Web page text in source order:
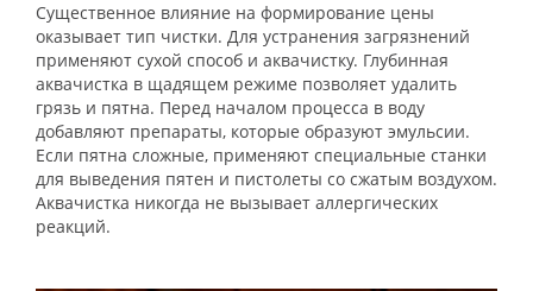
Существенное влияние на формирование цены
оказывает тип чистки. Для устранения загрязнений
применяют сухой способ и аквачистку. Глубинная
аквачистка в щадящем режиме позволяет удалить
грязь и пятна. Перед началом процесса в воду
добавляют препараты, которые образуют эмульсии.
Если пятна сложные, применяют специальные станки
для выведения пятен и пистолеты со сжатым воздухом.
Аквачистка никогда не вызывает аллергических
реакций.